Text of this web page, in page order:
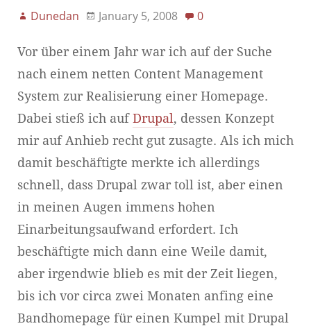
Dunedan January 5, 2008 0
Vor über einem Jahr war ich auf der Suche
nach einem netten Content Management
System zur Realisierung einer Homepage.
Dabei stieß ich auf Drupal, dessen Konzept
mir auf Anhieb recht gut zusagte. Als ich mich
damit beschäftigte merkte ich allerdings
schnell, dass Drupal zwar toll ist, aber einen
in meinen Augen immens hohen
Einarbeitungsaufwand erfordert. Ich
beschäftigte mich dann eine Weile damit,
aber irgendwie blieb es mit der Zeit liegen,
bis ich vor circa zwei Monaten anfing eine
Bandhomepage für einen Kumpel mit Drupal